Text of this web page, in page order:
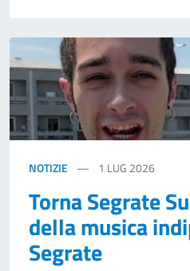
NOTIZIE 1 LUG 2026
Torna Segrate
della musica
Segrate